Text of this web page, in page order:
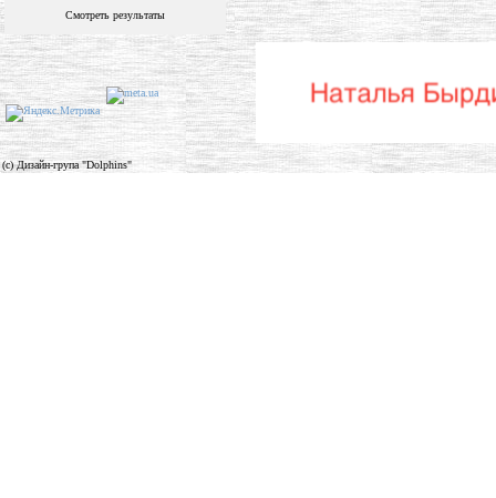
Смотреть результаты
(c) Дизайн-група "Dolphins"